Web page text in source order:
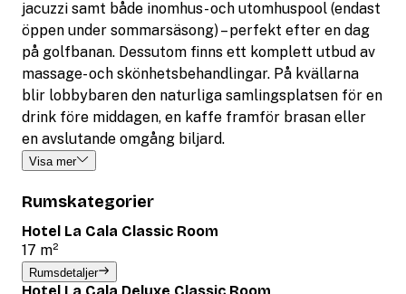
jacuzzi samt både inomhus- och utomhuspool (endast
öppen under sommarsäsong) – perfekt efter en dag
på golfbanan. Dessutom finns ett komplett utbud av
massage- och skönhetsbehandlingar. På kvällarna
blir lobbybaren den naturliga samlingsplatsen för en
drink före middagen, en kaffe framför brasan eller
en avslutande omgång biljard.
Visa mer
Rumskategorier
Hotel La Cala Classic Room
17 m²
Rumsdetaljer
Hotel La Cala Deluxe Classic Room